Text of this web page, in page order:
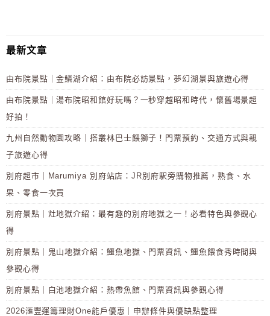
最新文章
由布院景點｜金鱗湖介紹：由布院必訪景點，夢幻湖景與旅遊心得
由布院景點｜湯布院昭和館好玩嗎？一秒穿越昭和時代，懷舊場景超
好拍！
九州自然動物園攻略｜搭叢林巴士餵獅子！門票預約、交通方式與親
子旅遊心得
別府超市｜Marumiya 別府站店：JR別府駅旁購物推薦，熟食、水
果、零食一次買
別府景點｜灶地獄介紹：最有趣的別府地獄之一！必看特色與參觀心
得
別府景點｜鬼山地獄介紹：鱷魚地獄、門票資訊、鱷魚餵食秀時間與
參觀心得
別府景點｜白池地獄介紹：熱帶魚館、門票資訊與參觀心得
2026滙豐運籌理財One能戶優惠｜申辦條件與優缺點整理